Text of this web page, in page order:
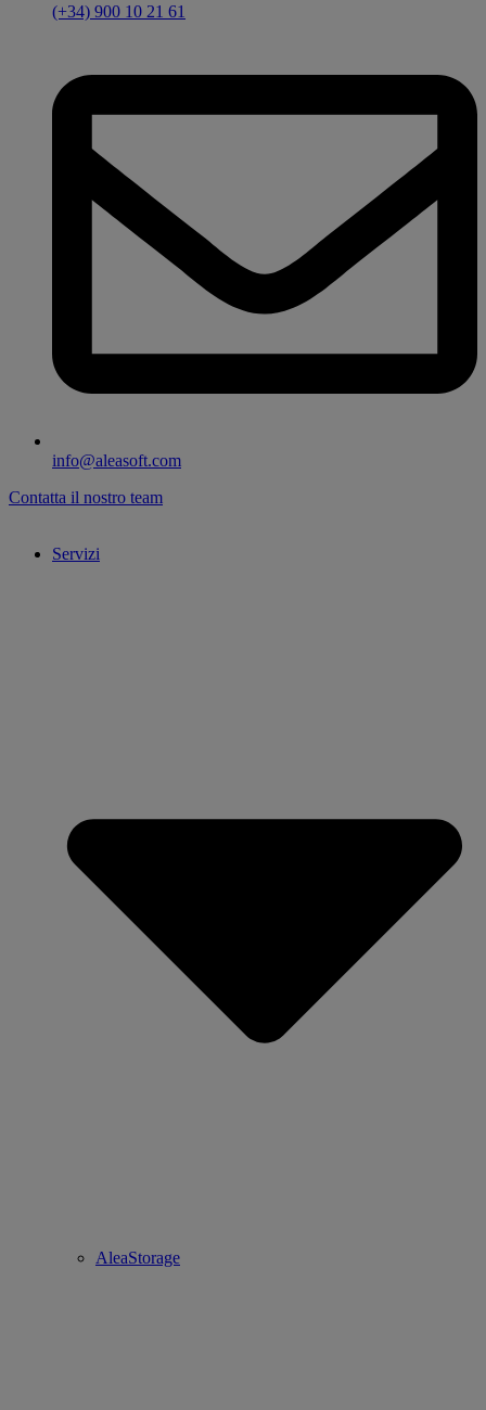
(+34) 900 10 21 61
info@aleasoft.com
Contatta il nostro team
Servizi
AleaStorage